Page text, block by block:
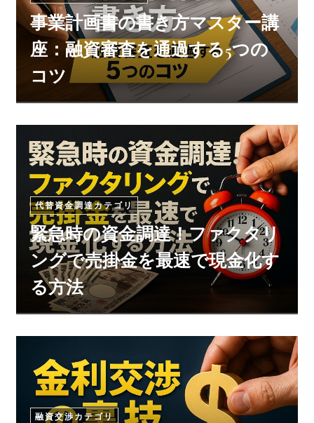
事業計画書の書き方マスター講
座：融資審査を通過する5つの
コツ
代替資金調達カテゴリ
緊急時の資金調達！ファクタリ
ングで売掛金を最速で現金化す
る方法
融資交渉カテゴリ